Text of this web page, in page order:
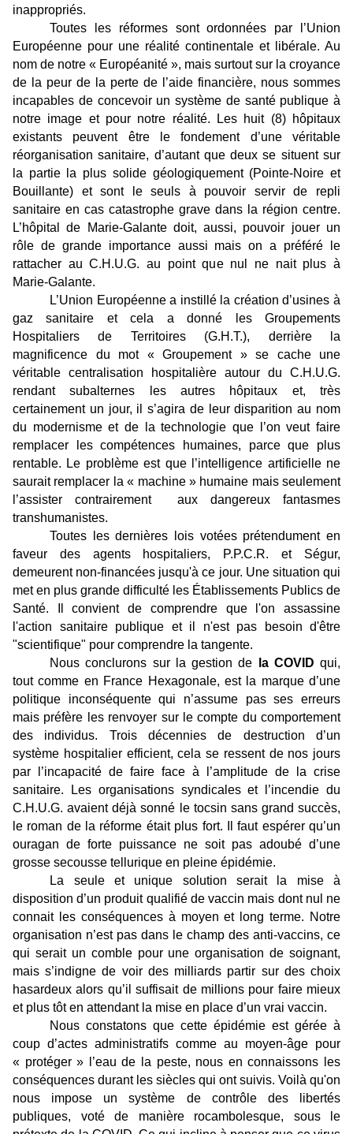
inappropriés.
Toutes les réformes sont ordonnées par l’Union
Européenne pour une réalité continentale et libérale. Au
nom de notre « Européanité », mais surtout sur la croyance
de la peur de la perte de l’aide financière, nous sommes
incapables de concevoir un système de santé publique à
notre image et pour notre réalité. Les huit (8) hôpitaux
existants peuvent être le fondement d’une véritable
réorganisation sanitaire, d’autant que deux se situent sur
la partie la plus solide géologiquement (Pointe-Noire et
Bouillante) et sont le seuls à pouvoir servir de repli
sanitaire en cas catastrophe grave dans la région centre.
L’hôpital de Marie-Galante doit, aussi, pouvoir jouer un
rôle de grande importance aussi mais on a préféré le
rattacher au C.H.U.G. au point que nul ne nait plus à
Marie-Galante.
L’Union Européenne a instillé la création d’usines à
gaz sanitaire et cela a donné les Groupements
Hospitaliers de Territoires (G.H.T.), derrière la
magnificence du mot « Groupement » se cache une
véritable centralisation hospitalière autour du C.H.U.G.
rendant subalternes les autres hôpitaux et, très
certainement un jour, il s’agira de leur disparition au nom
du modernisme et de la technologie que l’on veut faire
remplacer les compétences humaines, parce que plus
rentable. Le problème est que l’intelligence artificielle ne
saurait remplacer la « machine » humaine mais seulement
l’assister contrairement aux dangereux fantasmes
transhumanistes.
Toutes les dernières lois votées prétendument en
faveur des agents hospitaliers, P.P.C.R. et Ségur,
demeurent non-financées jusqu'à ce jour. Une situation qui
met en plus grande difficulté les Établissements Publics de
Santé. Il convient de comprendre que l'on assassine
l'action sanitaire publique et il n'est pas besoin d'être
"scientifique" pour comprendre la tangente.
Nous conclurons sur la gestion de
la COVID qui,
tout comme en France Hexagonale, est la marque d’une
politique inconséquente qui n’assume pas ses erreurs
mais préfère les renvoyer sur le compte du comportement
des individus. Trois décennies de destruction d’un
système hospitalier efficient, cela se ressent de nos jours
par l’incapacité de faire face à l’amplitude de la crise
sanitaire. Les organisations syndicales et l’incendie du
C.H.U.G. avaient déjà sonné le tocsin sans grand succès,
le roman de la réforme était plus fort. Il faut espérer qu’un
ouragan de forte puissance ne soit pas adoubé d’une
grosse secousse tellurique en pleine épidémie.
La seule et unique solution serait la mise à
disposition d’un produit qualifié de vaccin mais dont nul ne
connait les conséquences à moyen et long terme. Notre
organisation n’est pas dans le champ des anti-vaccins, ce
qui serait un comble pour une organisation de soignant,
mais s’indigne de voir des milliards partir sur des choix
hasardeux alors qu’il suffisait de millions pour faire mieux
et plus tôt en attendant la mise en place d’un vrai vaccin.
Nous constatons que cette épidémie est gérée à
coup d’actes administratifs comme au moyen-âge pour
« protéger » l’eau de la peste, nous en connaissons les
conséquences durant les siècles qui ont suivis. Voilà qu'on
nous impose un système de contrôle des libertés
publiques, voté de manière rocambolesque, sous le